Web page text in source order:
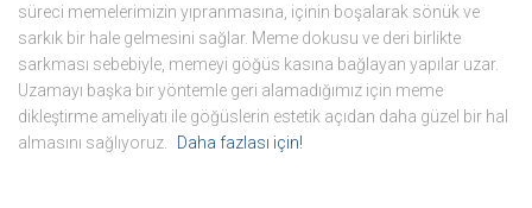
süreci memelerimizin yıpranmasına, içinin boşalarak sönük ve
sarkık bir hale gelmesini sağlar. Meme dokusu ve deri birlikte
sarkması sebebiyle, memeyi göğüs kasına bağlayan yapılar uzar.
Uzamayı başka bir yöntemle geri alamadığımız için meme
dikleştirme ameliyatı ile göğüslerin estetik açıdan daha güzel bir hal
almasını sağlıyoruz.
Daha fazlası için!